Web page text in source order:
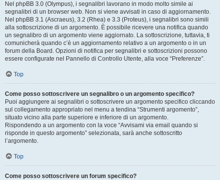
Nel phpBB 3.0 (Olympus), i segnalibri lavorano in modo molto simile ai
segnalibri di un browser web. Non si viene avvisati in caso di aggiornamento.
Nel phpBB 3.1 (Ascraeus), 3.2 (Rhea) e 3.3 (Proteus), i segnalibri sono simili
alla sottoscrizione di un argomento. È possibile ricevere una notifica quando
un segnalibro di un argomento viene aggiornato. La sottoscrizione, tuttavia, ti
comunicherà quando c’è un aggiornamento relativo a un argomento o in un
forum della Board. Opzioni di notifica per segnalibri e sottoscrizioni possono
essere configurate nel Pannello di Controllo Utente, alla voce “Preferenze”.
Top
Come posso sottoscrivere un segnalibro o un argomento specifico?
Puoi aggiungere ai segnalibri o sottoscrivere un argomento specifico cliccando
sul collegamento appropriato nel menu a tendina “Strumenti argomento”,
situato vicino alla parte superiore e inferiore di un argomento.
Rispondendo a un argomento con la voce “Avvisami via email quando si
risponde in questo argomento” selezionata, sarà anche sottoscritto
l’argomento.
Top
Come posso sottoscrivere un forum specifico?